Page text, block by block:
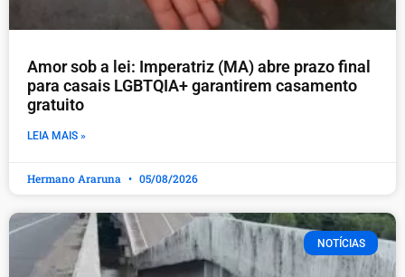
Amor sob a lei: Imperatriz (MA) abre prazo final
para casais LGBTQIA+ garantirem casamento
gratuito
LEIA MAIS »
Hermano Araruna 05/08/2026
NOTÍCIAS